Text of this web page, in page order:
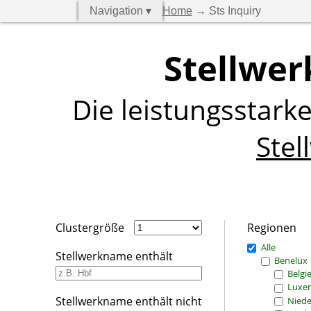
Navigation ▾ Home→ Sts Inquiry
Die
Clustergröße
Stellwerkname enthält
Stellwerkname enthält nicht
Regionen
Alle
Benelux